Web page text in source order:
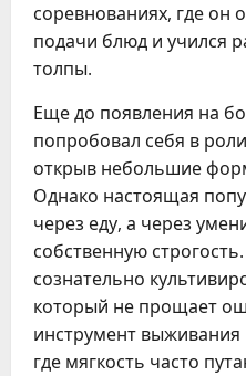
соревнованиях, где он
подачи блюд и учился
толпы.
Еще до появления на
попробовал себя в
открыв небольшие
Однако настоящая
через еду, а через
собственную
сознательно
который не прощает
инструмент
где мягкость часто